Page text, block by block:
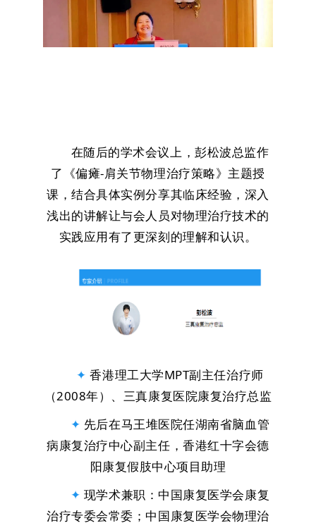
在随后的学术会议上，彭松波总监作
了《偏瘫-肩关节物理治疗策略》主题授
课，结合具体实例分享其临床经验，深入
浅出的讲解让与会人员对物理治疗技术的
实践应用有了更深刻的理解和认识。
✦香港理工大学MPT副主任治疗师
（2008年）、三真康复医院康复治疗总监
✦ 先后在马王堆医院任湖南省脑血管
病康复治疗中心副主任，香港红十字会德
阳康复假肢中心项目助理
✦ 现学术兼职：中国康复医学会康复
治疗专委会常委；中国康复医学会物理治